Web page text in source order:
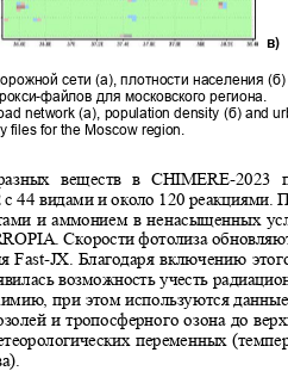
в)
сети (а), плотности населения
-файлов для московского региона.
network (a), population density (б) and
files for the Moscow region.
веществ в CHIMERE-2023
с 44 видами и около 120 реакциями.
и аммонием в ненасыщенных
Скорости фотолиза
Fast-JX. Благодаря включению
возможность учесть
при этом используются
и тропосферного озона до
переменных